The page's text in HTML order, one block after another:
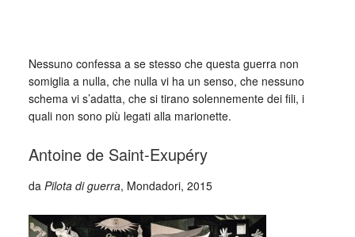
Nessuno confessa a se stesso che questa guerra non
somiglia a nulla, che nulla vi ha un senso, che nessuno
schema vi s’adatta, che si tirano solennemente dei fili, i
quali non sono più legati alla marionette.
Antoine de Saint-Exupéry
da Pilota di guerra, Mondadori, 2015